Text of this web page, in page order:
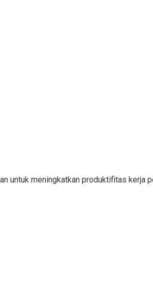
untuk meningkatkan produktifitas kerja